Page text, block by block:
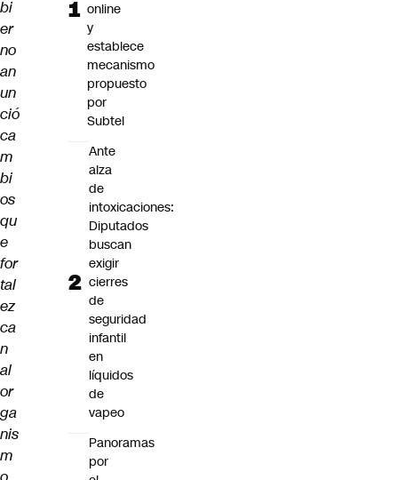
bi
er
no
an
un
ció
ca
m
bi
os
qu
e
for
tal
ez
ca
n
al
or
ga
nis
m
online
y
establece
mecanismo
propuesto
por
Subtel
Ante
alza
de
intoxicaciones:
Diputados
buscan
exigir
cierres
de
seguridad
infantil
en
líquidos
de
vapeo
Panoramas
por